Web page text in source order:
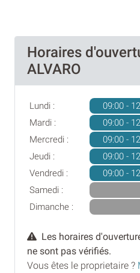
Horaires
ALVARO
Lundi : 09:00 -
Mardi :
09:00 -
Mercredi :
09:00 -
Jeudi :
09:00 -
Vendredi :
09:00 -
Samedi :
Dimanche :
Les horaires
ne sont pas vérifiés.
Vous êtes le proprietaire ?